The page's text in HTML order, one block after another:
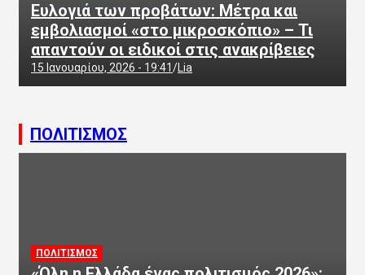
Ευλογιά των προβάτων: Μέτρα και
εμβολιασμοί «στο μικροσκόπιο» – Τι
απαντούν οι ειδικοί στις ανακρίβειες
15 Ιανουαρίου, 2026 - 19:41 Lia
ΠΟΛΙΤΙΣΜΟΣ
ΠΟΛΙΤΙΣΜΟΣ